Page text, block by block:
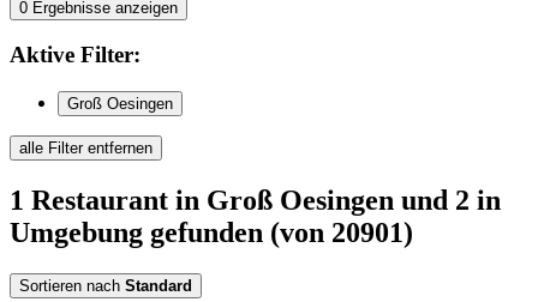
0 Ergebnisse anzeigen
Aktive Filter:
Groß Oesingen
alle Filter entfernen
1 Restaurant in Groß Oesingen und 2 in
Umgebung gefunden (von 20901)
Sortieren nach Standard